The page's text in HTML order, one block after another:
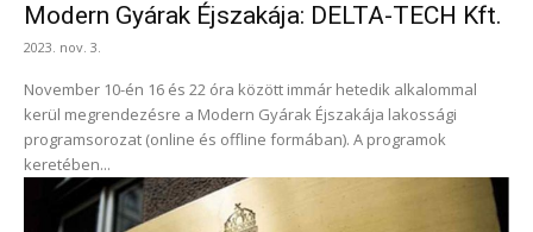
Modern Gyárak Éjszakája: DELTA-TECH Kft.
2023. nov. 3.
November 10-én 16 és 22 óra között immár hetedik alkalommal
kerül megrendezésre a Modern Gyárak Éjszakája lakossági
programsorozat (online és offline formában). A programok
keretében...